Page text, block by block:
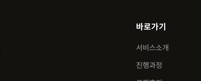
바로가기
서비스소개
진행과정